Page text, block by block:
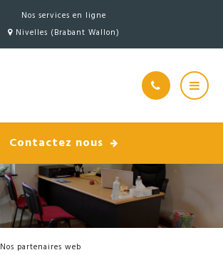
Nos services en ligne
Nivelles (Brabant Wallon)
Contactez nous
Nos partenaires web